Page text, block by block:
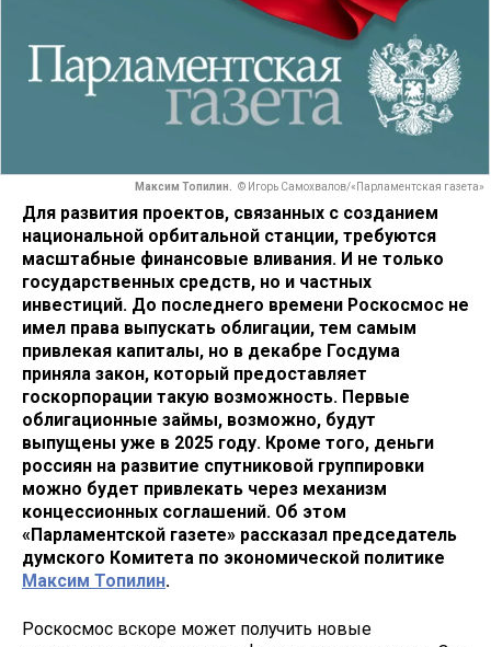
Максим Топилин. © Игорь Самохвалов/«Парламентская газета»
Для развития проектов, связанных с созданием
национальной орбитальной станции, требуются
масштабные финансовые вливания. И не только
государственных средств, но и частных
инвестиций. До последнего времени Роскосмос не
имел права выпускать облигации, тем самым
привлекая капиталы, но в декабре Госдума
приняла закон, который предоставляет
госкорпорации такую возможность. Первые
облигационные займы, возможно, будут
выпущены уже в 2025 году. Кроме того, деньги
россиян на развитие спутниковой группировки
можно будет привлекать через механизм
концессионных соглашений. Об этом
«Парламентской газете» рассказал председатель
думского Комитета по экономической политике
Максим Топилин.
Роскосмос вскоре может получить новые